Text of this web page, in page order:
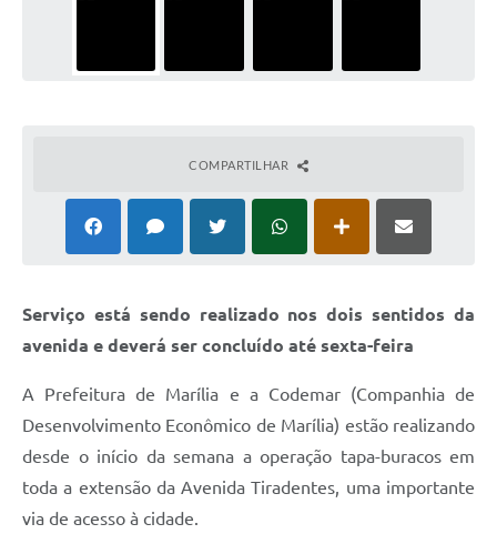
COMPARTILHAR
Serviço está sendo realizado nos dois sentidos da
avenida e deverá ser concluído até sexta-feira
A Prefeitura de Marília e a Codemar (Companhia de
Desenvolvimento Econômico de Marília) estão realizando
desde o início da semana a operação tapa-buracos em
toda a extensão da Avenida Tiradentes, uma importante
via de acesso à cidade.